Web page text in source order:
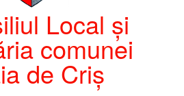
Local și
comunei
de Criș